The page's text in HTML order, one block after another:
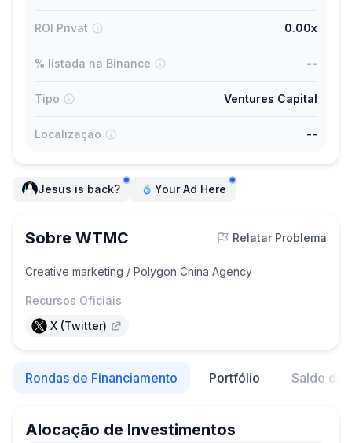
ROI Privat 0.00x
% listada na Binance --
Tipo Ventures Capital
Localização --
Jesus is back? Your Ad Here
Sobre WTMC Relatar Problema
Creative marketing / Polygon China Agency
Recursos Oficiais
X (Twitter)
Rondas de Financiamento Portfólio Saldo da
Alocação de Investimentos